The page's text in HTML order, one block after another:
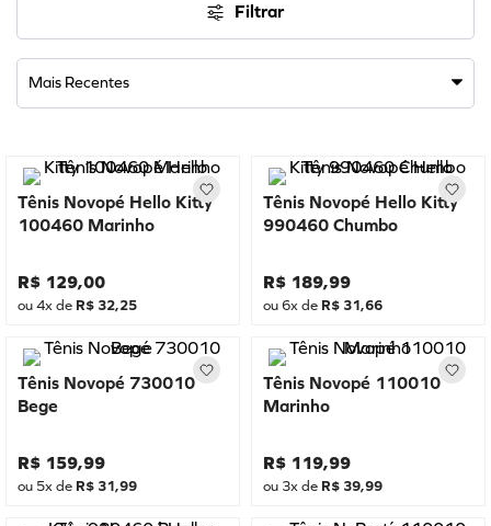
Filtrar
Mais Recentes
Tênis Novopé Hello Kitty
100460 Marinho
R$ 129,00
ou4x de R$ 32,25
Tênis Novopé Hello Kitty
990460 Chumbo
R$ 189,99
ou6x de R$ 31,66
Tênis Novopé 730010
Bege
R$ 159,99
ou 5x de R$ 31,99
Tênis Novopé 110010
Marinho
R$ 119,99
ou 3x de R$ 39,99